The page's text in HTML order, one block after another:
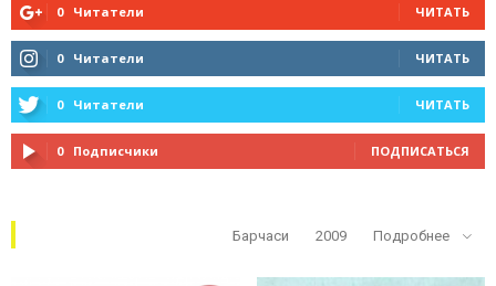
0 Читатели ЧИТАТЬ
0 Читатели ЧИТАТЬ
0 Читатели ЧИТАТЬ
0 Подписчики ПОДПИСАТЬСЯ
Барчаси 2009 Подробнее